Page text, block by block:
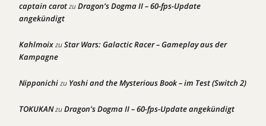
captain carotzuDragon’s Dogma II – 60-fps-Update
angekündigt
KahlmoixzuStar Wars: Galactic Racer – Gameplay aus der
Kampagne
Nipponichizu Yoshi and the Mysterious Book – im Test (Switch 2)
TOKUKANzuDragon’s Dogma II – 60-fps-Update angekündigt